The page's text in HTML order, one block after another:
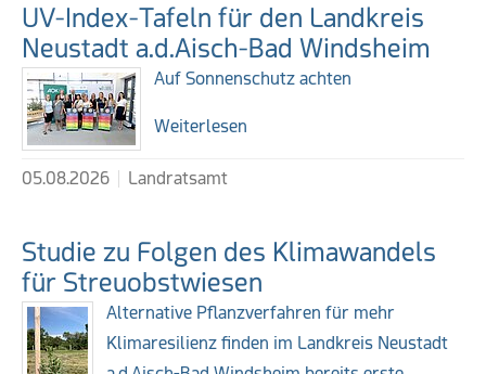
UV-Index-Tafeln für den Landkreis
Neustadt a.d.Aisch-Bad Windsheim
Auf Sonnenschutz achten
Weiterlesen
05.08.2026 Landratsamt
Studie zu Folgen des Klimawandels
für Streuobstwiesen
Alternative Pflanzverfahren für mehr
Klimaresilienz finden im Landkreis Neustadt